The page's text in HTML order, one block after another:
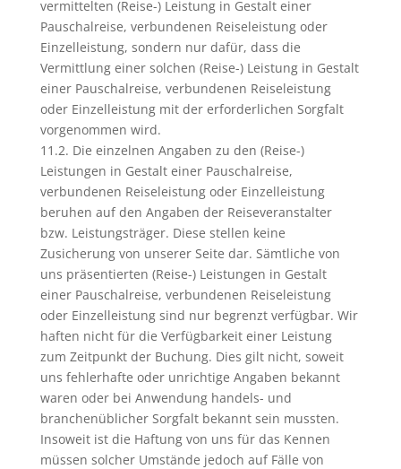
vermittelten (Reise-) Leistung in Gestalt einer
Pauschalreise, verbundenen Reiseleistung oder
Einzelleistung, sondern nur dafür, dass die
Vermittlung einer solchen (Reise-) Leistung in Gestalt
einer Pauschalreise, verbundenen Reiseleistung
oder Einzelleistung mit der erforderlichen Sorgfalt
vorgenommen wird.
11.2. Die einzelnen Angaben zu den (Reise-)
Leistungen in Gestalt einer Pauschalreise,
verbundenen Reiseleistung oder Einzelleistung
beruhen auf den Angaben der Reiseveranstalter
bzw. Leistungsträger. Diese stellen keine
Zusicherung von unserer Seite dar. Sämtliche von
uns präsentierten (Reise-) Leistungen in Gestalt
einer Pauschalreise, verbundenen Reiseleistung
oder Einzelleistung sind nur begrenzt verfügbar. Wir
haften nicht für die Verfügbarkeit einer Leistung
zum Zeitpunkt der Buchung. Dies gilt nicht, soweit
uns fehlerhafte oder unrichtige Angaben bekannt
waren oder bei Anwendung handels- und
branchenüblicher Sorgfalt bekannt sein mussten.
Insoweit ist die Haftung von uns für das Kennen
müssen solcher Umstände jedoch auf Fälle von